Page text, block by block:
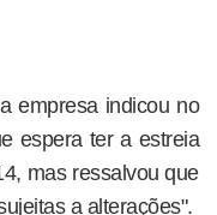
empresa indicou no
espera ter a estreia
mas ressalvou que
a alterações".